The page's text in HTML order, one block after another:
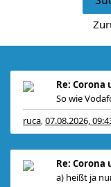
Re: Corona
So wie
ruca, 07.08.2026,
Re: Corona
a) heißt ja